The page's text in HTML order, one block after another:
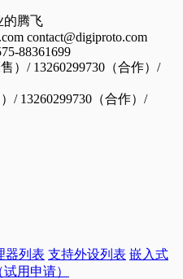
的腾飞
contact@digiproto.com
88361699
/ 13260299730（合作）/
器列表 支持外设列表 嵌入式
用申请）